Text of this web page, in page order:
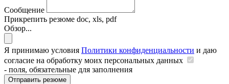
Сообщение
Прикрепить резюме doc, xls, pdf
Обзор...
Я принимаю условия Политики конфиденциальности и даю
согласие на обработку моих персональных данных
- поля, обязательные для заполнения
Отправить резюме